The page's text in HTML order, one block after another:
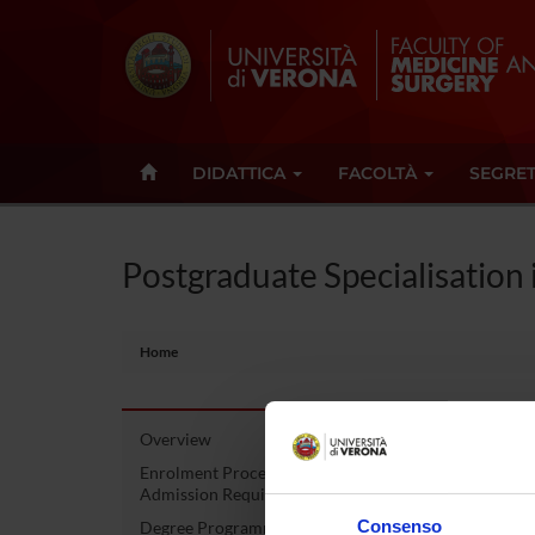
Consenso
DIDATTICA FACOLTÀ
Postgraduate Specialisation
Home
Overview
Enrolment Procedures and
Admission Requirements
Degree Programme